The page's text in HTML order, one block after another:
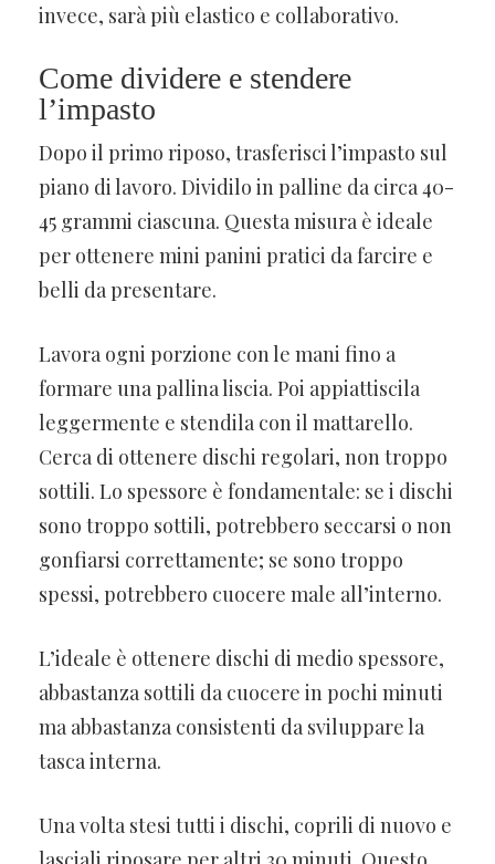
invece, sarà più elastico e collaborativo.
Come dividere e stendere
l’impasto
Dopo il primo riposo, trasferisci l’impasto sul
piano di lavoro. Dividilo in palline da circa 40-
45 grammi ciascuna. Questa misura è ideale
per ottenere mini panini pratici da farcire e
belli da presentare.
Lavora ogni porzione con le mani fino a
formare una pallina liscia. Poi appiattiscila
leggermente e stendila con il mattarello.
Cerca di ottenere dischi regolari, non troppo
sottili. Lo spessore è fondamentale: se i dischi
sono troppo sottili, potrebbero seccarsi o non
gonfiarsi correttamente; se sono troppo
spessi, potrebbero cuocere male all’interno.
L’ideale è ottenere dischi di medio spessore,
abbastanza sottili da cuocere in pochi minuti
ma abbastanza consistenti da sviluppare la
tasca interna.
Una volta stesi tutti i dischi, coprili di nuovo e